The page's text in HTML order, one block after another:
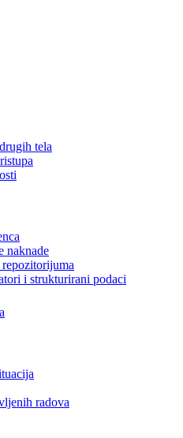
tela
naknade
i strukturirani podaci
radova